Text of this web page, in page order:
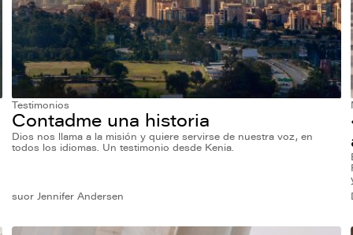
Testimonios
Contadme una historia
Dios nos llama a la misión y quiere servirse de nuestra voz, en
todos los idiomas. Un testimonio desde Kenia.
suor Jennifer Andersen